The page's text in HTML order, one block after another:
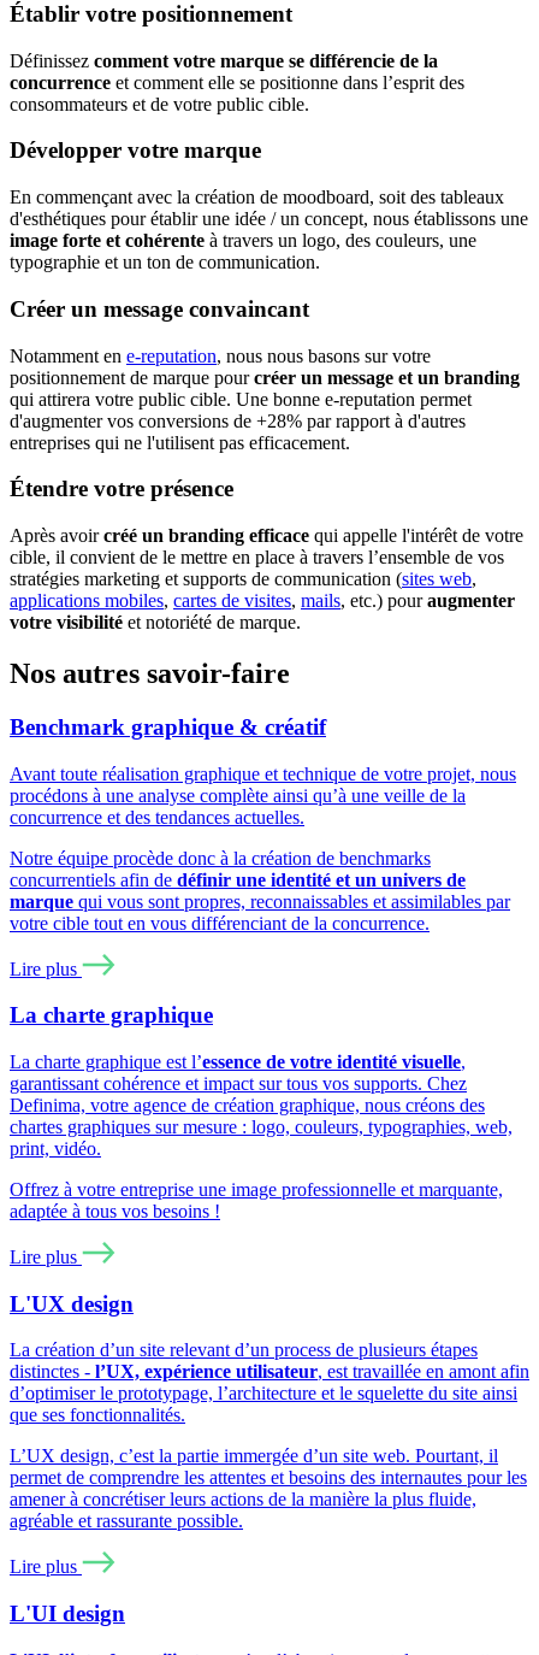
Établir votre positionnement
Définissez comment votre marque se différencie de la
concurrence et comment elle se positionne dans l’esprit des
consommateurs et de votre public cible.
Développer votre marque
En commençant avec la création de moodboard, soit des tableaux
d'esthétiques pour établir une idée / un concept, nous établissons une
image forte et cohérente à travers un logo, des couleurs, une
typographie et un ton de communication.
Créer un message convaincant
Notamment en e-reputation, nous nous basons sur votre
positionnement de marque pourcréer un message et un branding
qui attirera votre public cible. Une bonne e-reputation permet
d'augmenter vos conversions de +28% par rapport à d'autres
entreprises qui ne l'utilisent pas efficacement.
Étendre votre présence
Après avoircréé un branding efficace qui appelle l'intérêt de votre
cible, il convient de le mettre en place à travers l’ensemble de vos
stratégies marketing et supports de communication (sites web,
applications mobiles, cartes de visites, mails, etc.) pouraugmenter
votre visibilité et notoriété de marque.
Nos autres savoir-faire
Benchmark graphique & créatif
Avant toute réalisation graphique et technique de votre projet, nous
procédons à une analyse complète ainsi qu’à une veille de la
concurrence et des tendances actuelles.
Notre équipe procède donc à la création de benchmarks
concurrentiels afin de définir une identité et un univers de
marque qui vous sont propres, reconnaissables et assimilables par
votre cible tout en vous différenciant de la concurrence.
Lire plus
La charte graphique
La charte graphique est l’essence de votre identité visuelle,
garantissant cohérence et impact sur tous vos supports. Chez
Definima, votre agence de création graphique, nous créons des
chartes graphiques sur mesure : logo, couleurs, typographies, web,
print, vidéo.
Offrez à votre entreprise une image professionnelle et marquante,
adaptée à tous vos besoins !
Lire plus
L'UX design
La création d’un site relevant d’un process de plusieurs étapes
distinctes - l’UX, expérience utilisateur, est travaillée en amont afin
d’optimiser le prototypage, l’architecture et le squelette du site ainsi
que ses fonctionnalités.
L’UX design, c’est la partie immergée d’un site web. Pourtant, il
permet de comprendre les attentes et besoins des internautes pour les
amener à concrétiser leurs actions de la manière la plus fluide,
agréable et rassurante possible.
Lire plus
L'UI design